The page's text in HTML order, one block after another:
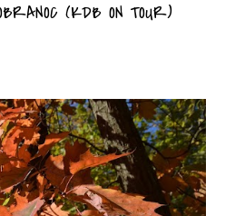
(KDB ON TOUR)